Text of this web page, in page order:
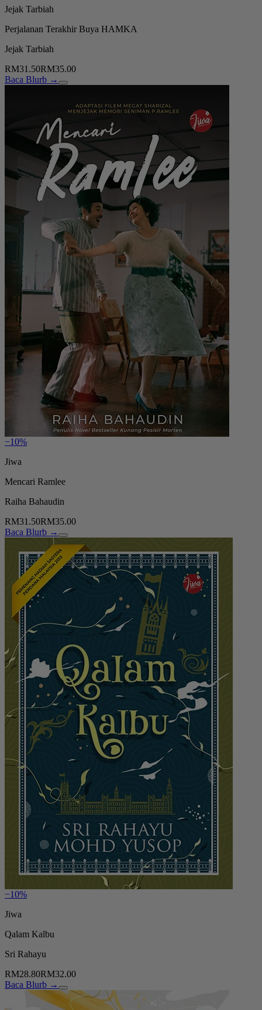
Jejak Tarbiah
Perjalanan Terakhir Buya HAMKA
Jejak Tarbiah
RM31.50RM35.00
Baca Blurb →
−10%
Jiwa
Mencari Ramlee
Raiha Bahaudin
RM31.50RM35.00
Baca Blurb →
−10%
Jiwa
Qalam Kalbu
Sri Rahayu
RM28.80RM32.00
Baca Blurb →